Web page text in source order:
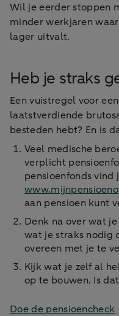
Wil je eerder stoppen
minder werkjaren
lager uitvalt.
Heb je straks
Een vuistregel voor
laatstverdiende
besteden hebt? En is
Veel medische
verplicht
pensioenfonds
aan pensioen kunt
Denk na over wat
wat je straks nodig
overeen met je te
Kijk wat je zelf al
op te bouwen. Is
Doe de pensioencheck